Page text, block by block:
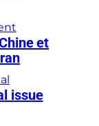
et
issue